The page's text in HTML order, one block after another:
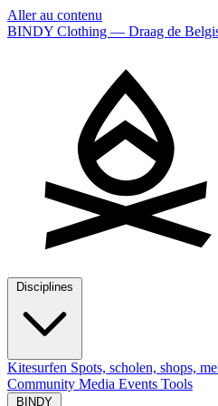
Aller au contenu
BINDY Clothing — Draag de
Kitesurfen Spots, scholen, shops,
Community Media Events Tools